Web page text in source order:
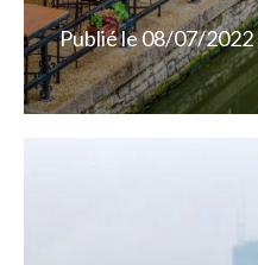
Publié le08/07/2022